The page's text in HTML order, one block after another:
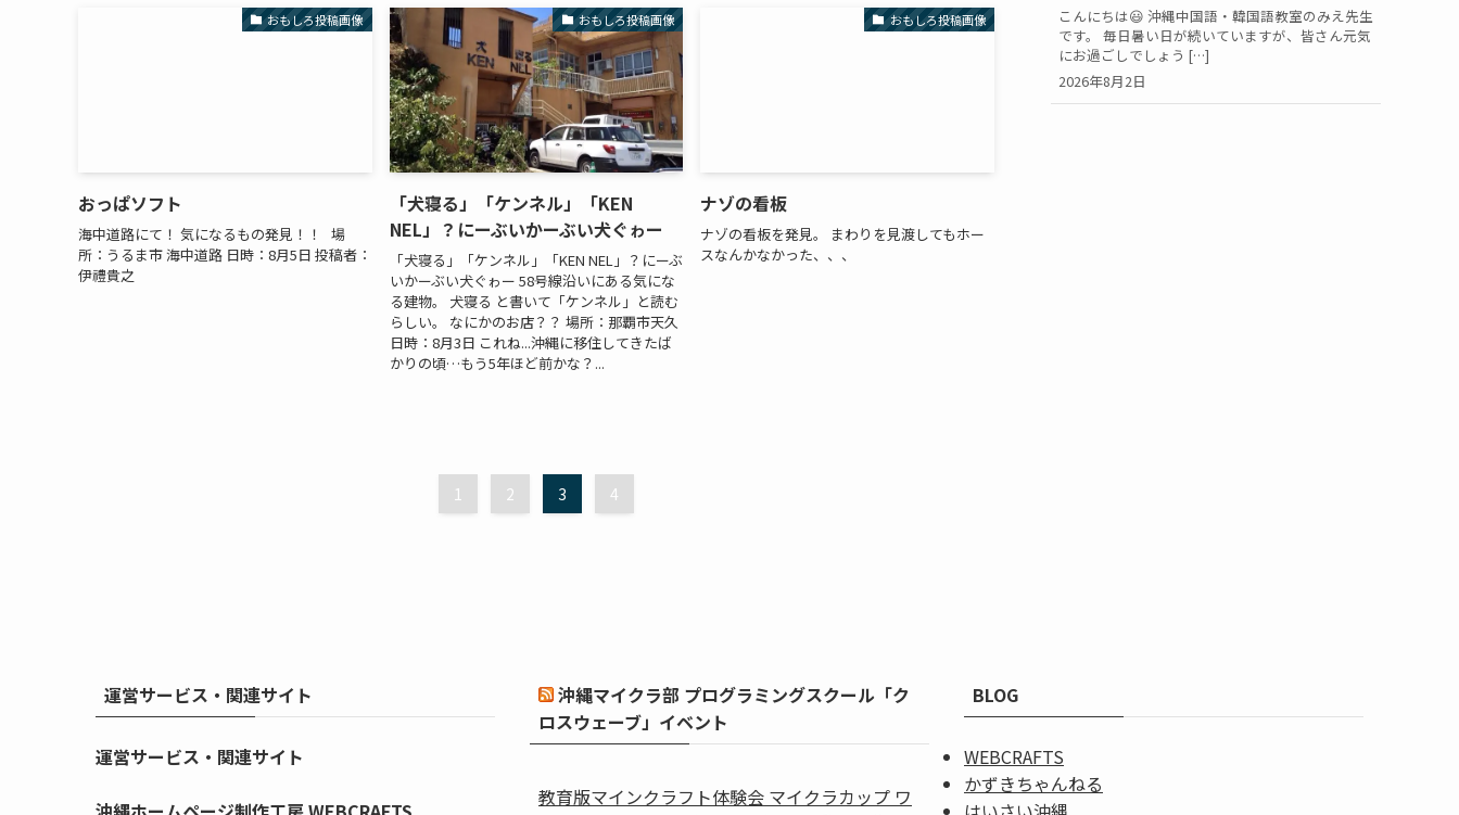
おもしろ投稿画像
おっぱソフト
海中道路にて！ 気になるもの発見！！ 場
所：うるま市 海中道路 日時：8月5日 投稿者：
伊禮貴之
おもしろ投稿画像
「犬寝る」「ケンネル」「KEN
NEL」？にーぶいかーぶい犬ぐゎー
「犬寝る」「ケンネル」「KEN NEL」？にーぶ
いかーぶい犬ぐゎー 58号線沿いにある気にな
る建物。 犬寝る と書いて「ケンネル」と読む
らしい。 なにかのお店？？ 場所：那覇市天久
日時：8月3日 これね...沖縄に移住してきたば
かりの頃…もう5年ほど前かな？...
おもしろ投稿画像
ナゾの看板
ナゾの看板を発見。 まわりを見渡してもホー
スなんかなかった、、、
1 2 3 4
2026年8月2日
こんにちは😃 沖縄中国語・韓国語教室のみえ先生
です。 毎日暑い日が続いていますが、皆さん元気
にお過ごしでしょう […]
運営サービス・関連サイト
運営サービス・関連サイト
沖縄マイクラ部 プログラミングスクール「ク
ロスウェーブ」イベント
教育版マインクラフト体験会 マイクラカップ ワ
BLOG
WEBCRAFTS
かずきちゃんねる